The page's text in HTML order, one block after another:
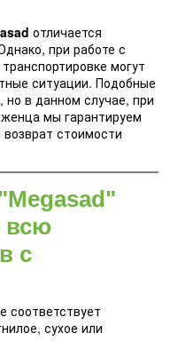
отличается
при работе с
могут
ситуации. Подобные
в данном случае, при
мы гарантируем
стоимости
всю
с
соответствует
сухое или